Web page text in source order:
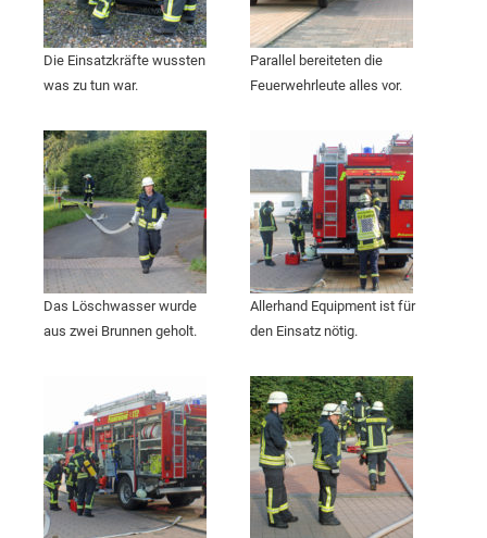
Die Einsatzkräfte wussten
was zu tun war.
Parallel bereiteten die
Feuerwehrleute alles vor.
Das Löschwasser wurde
aus zwei Brunnen geholt.
Allerhand Equipment ist für
den Einsatz nötig.